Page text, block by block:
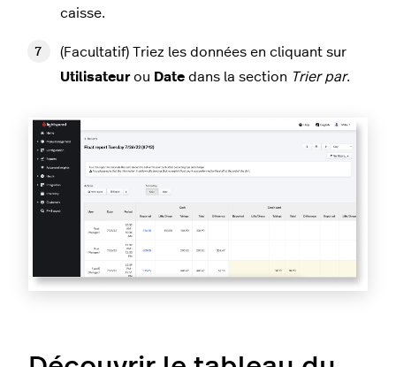
caisse.
(Facultatif) Triez les données en cliquant sur
Utilisateurou Date dans la section Trier par.